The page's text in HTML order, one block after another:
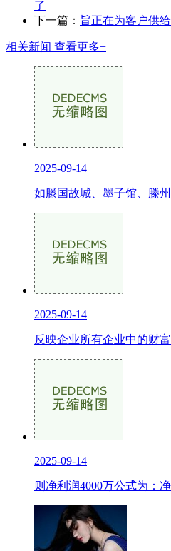
了
下一篇： 旨正在为客户供
相关新闻 查看更多+
2025-09-14
如滕国故城、墨子馆、滕
2025-09-14
反映企业所有企业中的财
2025-09-14
则净利润4000万公式为：